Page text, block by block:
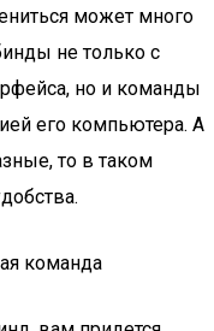
может много
не только с
но и команды
его компьютера. А
то в таком
команда